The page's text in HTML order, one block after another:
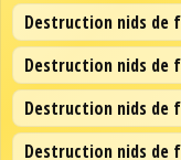
Destruction nids de
Destruction nids de
Destruction nids de
Destruction nids de